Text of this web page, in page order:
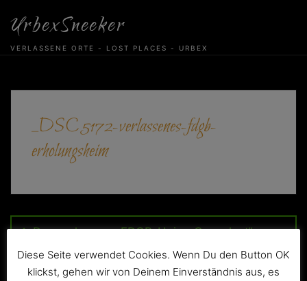
content
UrbexSneeker
VERLASSENE ORTE - LOST PLACES - URBEX
_DSC5172-verlassenes-fdgb-
erholungsheim
Das verlassene FDGB-Heim „Cosaplast“
Diese Seite verwendet Cookies. Wenn Du den Button OK
klickst, gehen wir von Deinem Einverständnis aus, es